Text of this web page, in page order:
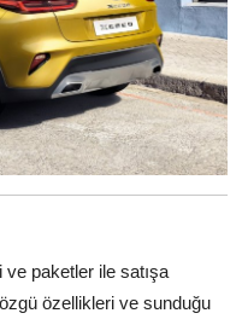
ve paketler ile satışa
özellikleri ve sunduğu